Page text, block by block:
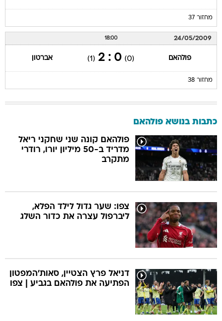
מחזור 37
24/05/2009
18:00
פולהאם (0)
0 : 2
(1) אברטון
מחזור 38
כתבות בנושא פולהאם
פולהאם קונה שני שחקני ריאל
מדריד ב-50 מיליון יורו, רודרי
מתקרב
צפו: שער גדול לילד הפלא,
ליברפול עצרה את כדור השלג
דניאל פרץ הצטיין, סאות'המפטון
הפתיעה את פולהאם בגביע | צפו